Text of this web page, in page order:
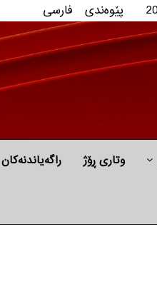
پێوه‌ندی فارسی
وتاری ڕۆژ راگه‌یاندنه‌كان